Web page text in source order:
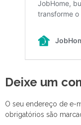
Deixe um
O seu endereço de e-
obrigatórios são